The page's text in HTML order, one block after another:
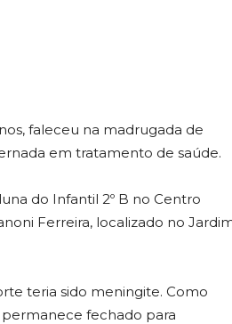
faleceu na madrugada de
em tratamento de saúde.
do Infantil 2º B no Centro
Ferreira, localizado no
teria sido meningite. Como
permanece fechado para